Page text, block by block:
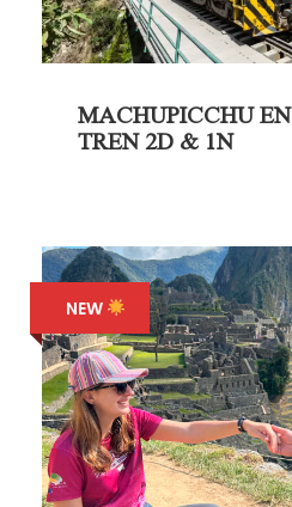
MACHUPICCHU EN
TREN 2D & 1N
NEW